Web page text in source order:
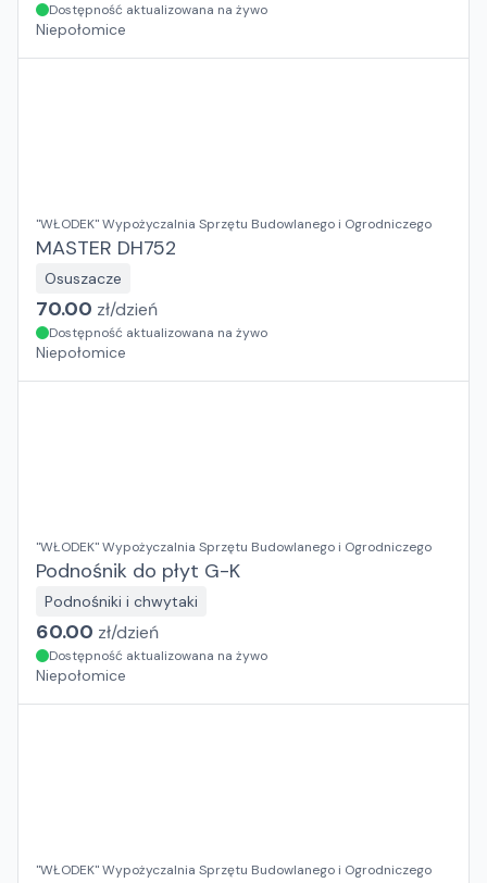
Dostępność aktualizowana na żywo
Niepołomice
"WŁODEK" Wypożyczalnia Sprzętu Budowlanego i Ogrodniczego
MASTER DH752
Osuszacze
70.00 zł/dzień
Dostępność aktualizowana na żywo
Niepołomice
"WŁODEK" Wypożyczalnia Sprzętu Budowlanego i Ogrodniczego
Podnośnik do płyt G-K
Podnośniki i chwytaki
60.00 zł/dzień
Dostępność aktualizowana na żywo
Niepołomice
"WŁODEK" Wypożyczalnia Sprzętu Budowlanego i Ogrodniczego